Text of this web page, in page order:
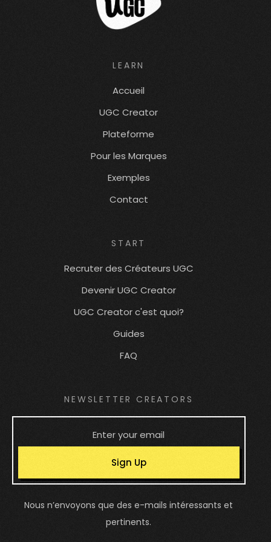
LEARN
Accueil
UGC Creator
Plateforme
Pour les Marques
Exemples
Contact
START
Recruter des Créateurs UGC
Devenir UGC Creator
UGC Creator c'est quoi?
Guides
FAQ
NEWSLETTER CREATORS
Sign Up
Nous n’envoyons que des e-mails intéressants et
pertinents.